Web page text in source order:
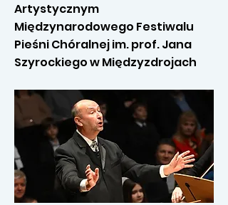
Artystycznym
Międzynarodowego Festiwalu
Pieśni Chóralnej im. prof. Jana
Szyrockiego w Międzyzdrojach